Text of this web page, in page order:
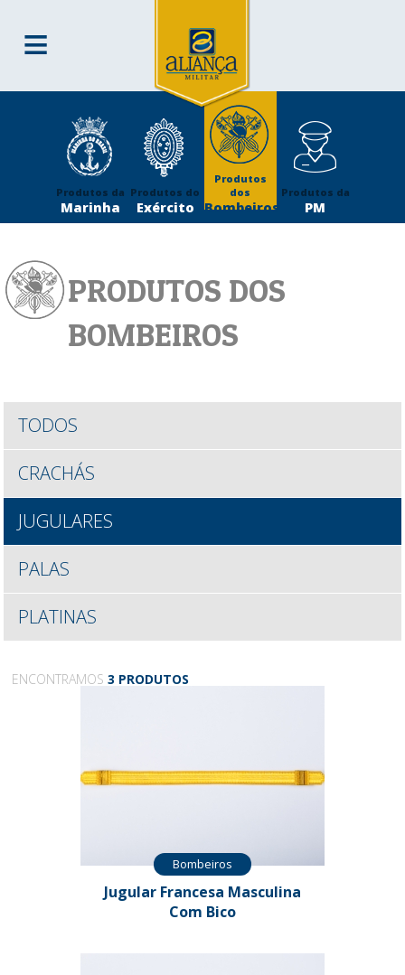
≡
QUEM SOMOS
CONTATO
Produtos da
Marinha
Produtos do
Exército
Produtos
dos
Bombeiros
Produtos da
PM
PRODUTOS DOS
BOMBEIROS
TODOS
CRACHÁS
JUGULARES
PALAS
PLATINAS
ENCONTRAMOS3 PRODUTOS
Bombeiros
Jugular Francesa Masculina
Com Bico